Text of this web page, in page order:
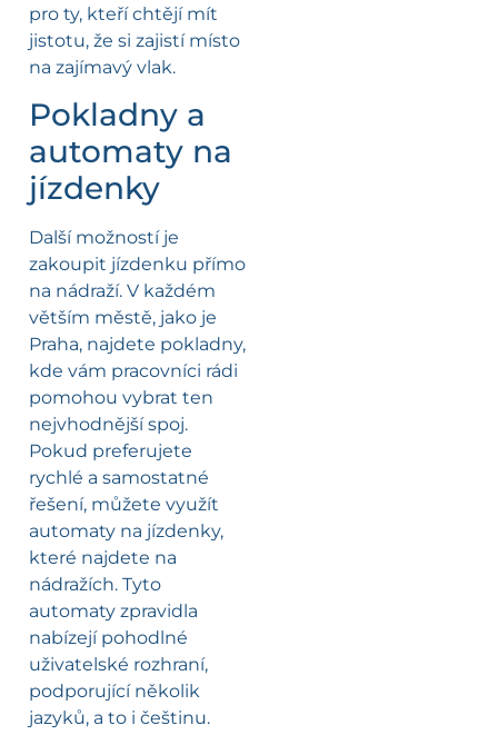
pro ty, kteří chtějí mít
jistotu, že si zajistí místo
na zajímavý vlak.
Pokladny a
automaty na
jízdenky
Další možností je
zakoupit jízdenku přímo
na nádraží. V každém
větším městě, jako je
Praha, najdete pokladny,
kde vám pracovníci rádi
pomohou vybrat ten
nejvhodnější spoj.
Pokud preferujete
rychlé a samostatné
řešení, můžete využít
automaty na jízdenky,
které najdete na
nádražích. Tyto
automaty zpravidla
nabízejí pohodlné
uživatelské rozhraní,
podporující několik
jazyků, a to i češtinu.